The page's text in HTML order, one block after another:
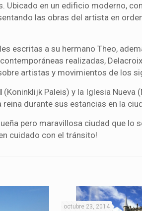
Ubicado en un edificio moderno,
las obras del artista en
escritas a su hermano Theo,
realizadas,
artistas y movimientos de los
(Koninklijk Paleis) y la Iglesia Nueva
durante sus estancias en la
pero maravillosa ciudad que lo
cuidado con el tránsito!
octubre 23, 2014